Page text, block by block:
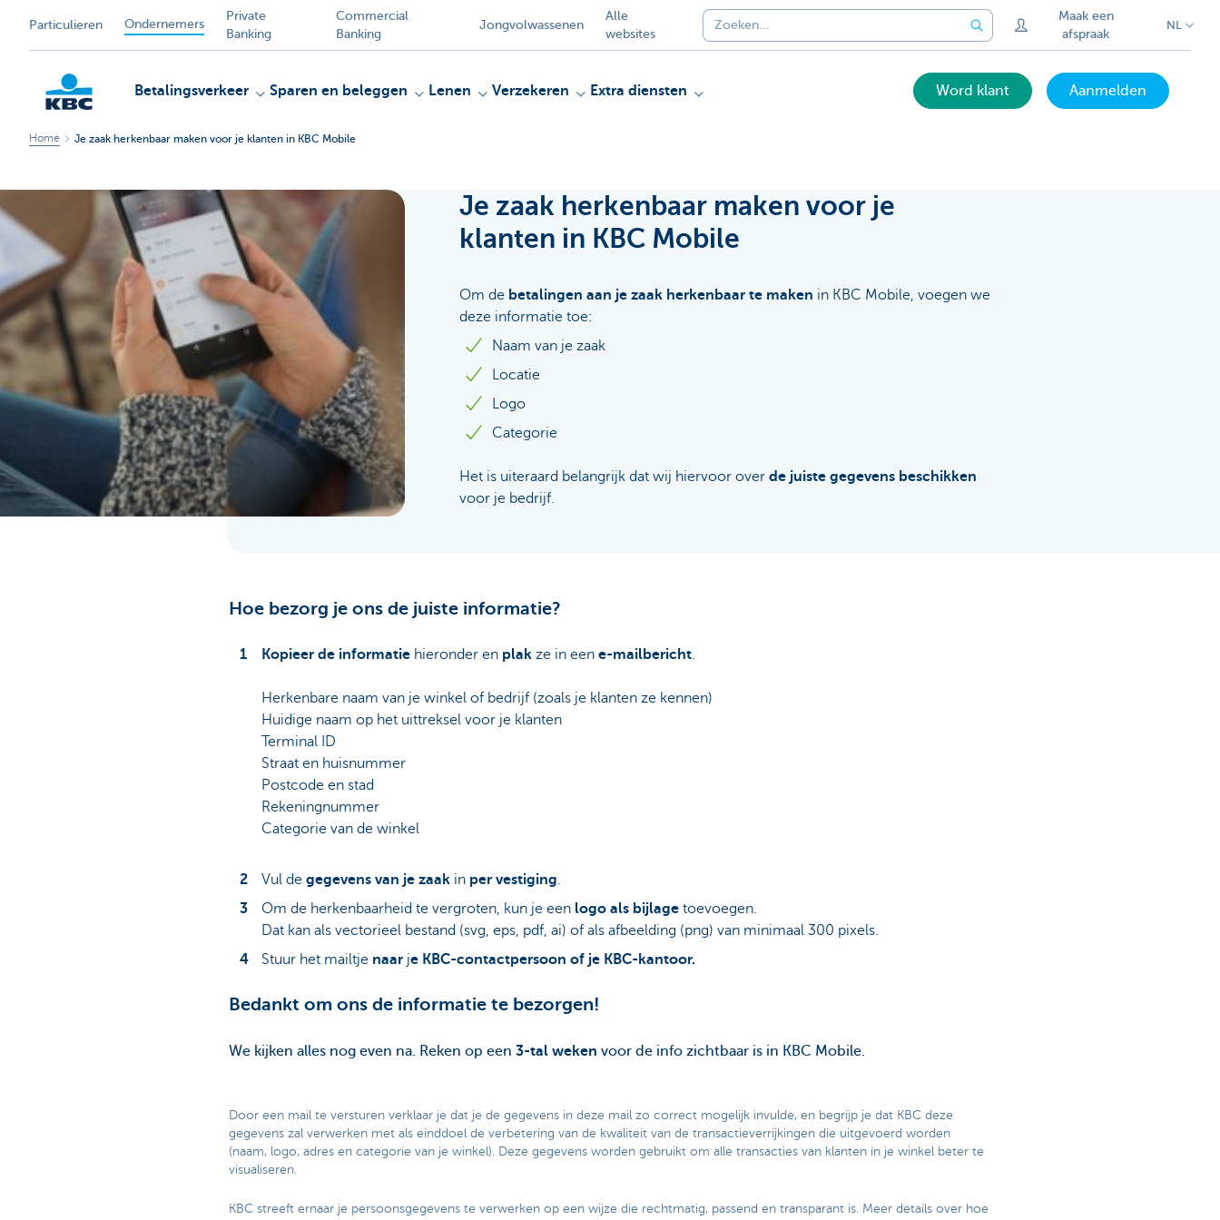
Particulieren Ondernemers
Private
Banking
Commercial
Banking
Jongvolwassenen
Alle
websites
Maak een
afspraak
NL
KBC
Ondernemers
Betalingsverkeer Sparen en beleggen Lenen Verzekeren Extra diensten Word klant Aanmelden
Home Je zaak herkenbaar maken voor je klanten in KBC Mobile
Je zaak herkenbaar maken voor je
klanten in KBC Mobile
Om de betalingen aan je zaak herkenbaar te maken in KBC Mobile, voegen we
deze informatie toe:
Naam van je zaak
Locatie
Logo
Categorie
Het is uiteraard belangrijk dat wij hiervoor over de juiste gegevens beschikken
voor je bedrijf.
Hoe bezorg je ons de juiste informatie?
Kopieer de informatie hieronder en plak ze in een e-mailbericht.
Herkenbare naam van je winkel of bedrijf (zoals je klanten ze kennen)
Huidige naam op het uittreksel voor je klanten
Terminal ID
Straat en huisnummer
Postcode en stad
Rekeningnummer
Categorie van de winkel
Vul de gegevens van je zaak in per vestiging.
Om de herkenbaarheid te vergroten, kun je een logo als bijlage toevoegen.
Dat kan als vectorieel bestand (svg, eps, pdf, ai) of als afbeelding (png) van minimaal 300 pixels.
Stuur het mailtje naar je KBC-contactpersoon of je KBC-kantoor.
Bedankt om ons de informatie te bezorgen!
We kijken alles nog even na. Reken op een 3-tal weken voor de info zichtbaar is in KBC Mobile.
Door een mail te versturen verklaar je dat je de gegevens in deze mail zo correct mogelijk invulde, en begrijp je dat KBC deze
gegevens zal verwerken met als einddoel de verbetering van de kwaliteit van de transactieverrijkingen die uitgevoerd worden
(naam, logo, adres en categorie van je winkel). Deze gegevens worden gebruikt om alle transacties van klanten in je winkel beter te
visualiseren.
KBC streeft ernaar je persoonsgegevens te verwerken op een wijze die rechtmatig, passend en transparant is. Meer details over hoe